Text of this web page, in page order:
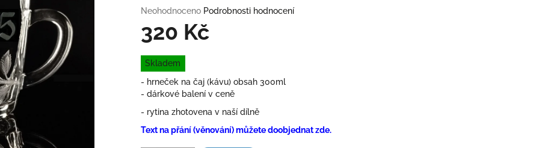
Průměrné
produktu
0,0
z
5
hvězdiček.
Neohodnoceno Podrobnosti hodnocení
320 Kč
Měrná
cena:
Skladem
- hrneček na čaj (kávu) obsah 300ml
- dárkové balení v ceně
- rytina zhotovena v naší dílně
Text na přání (věnování) můžete doobjednat zde.